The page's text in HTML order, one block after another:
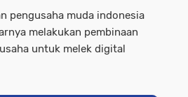
pengusaha muda indonesia
melakukan pembinaan
untuk melek digital